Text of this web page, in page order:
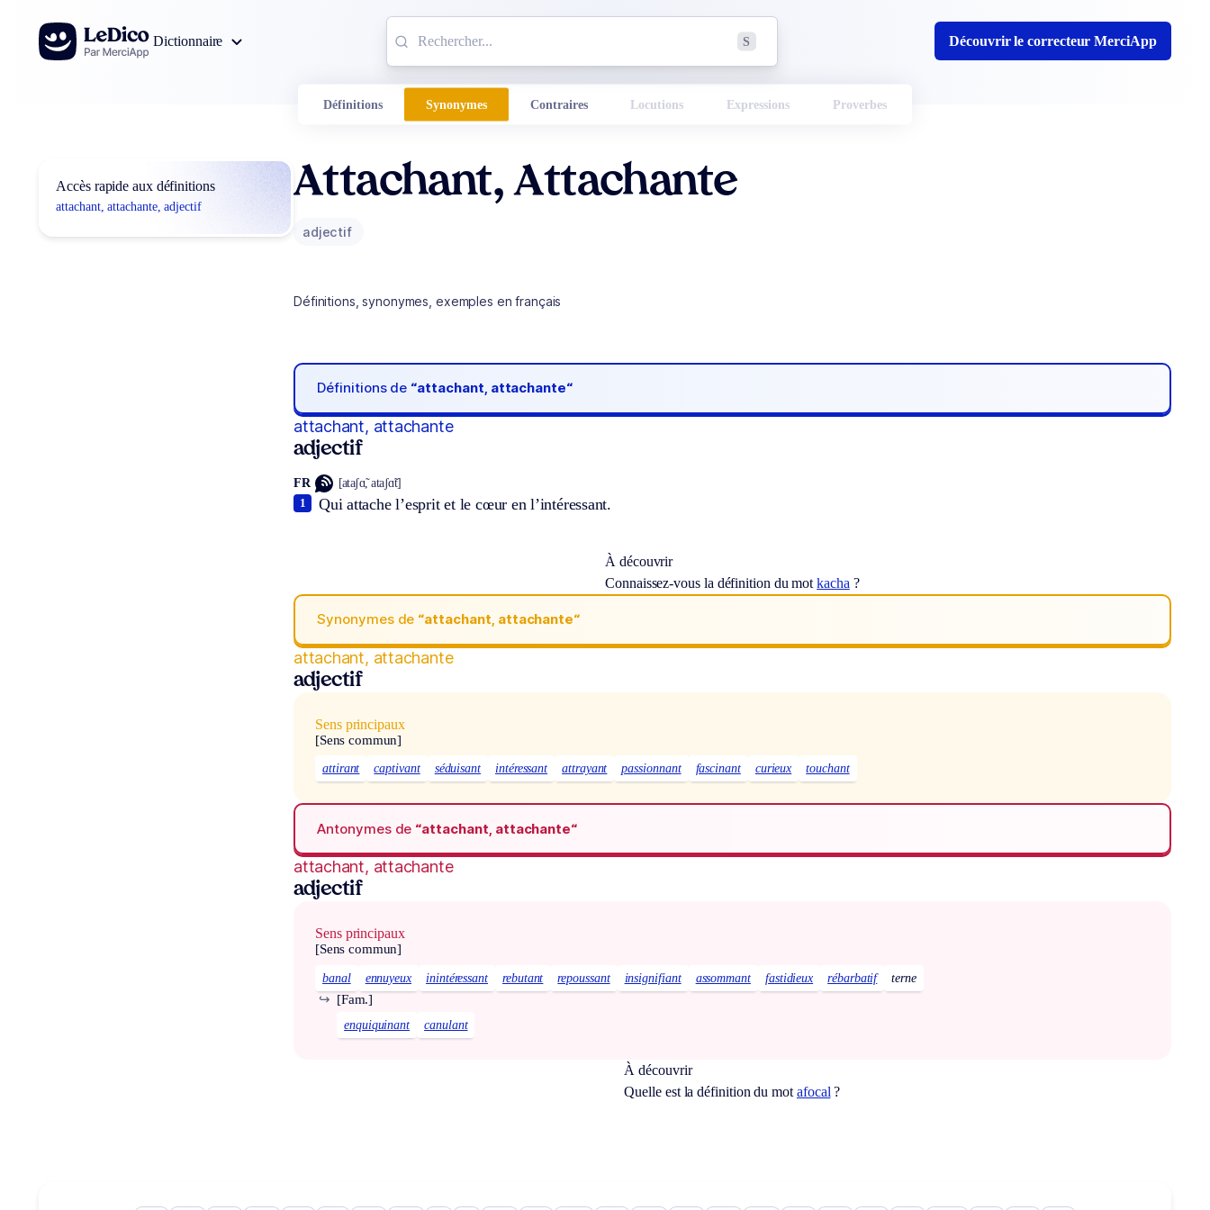
Aller au contenu
Dictionnaire
S Découvrir le correcteur MerciApp
Définitions Synonymes Contraires Locutions Expressions Proverbes
Accès rapide aux définitions
attachant, attachante, adjectif
Attachant, Attachante
adjectif
Définitions, synonymes, exemples en français
Définitions de “attachant, attachante“
attachant, attachante
adjectif
FR [ataʃɑ̃, ataʃɑ̃t]
Qui attache l’esprit et le cœur en l’intéressant.
1
À découvrir
Connaissez-vous la définition du motkacha ?
Synonymes de “attachant, attachante“
attachant, attachante
adjectif
Sens principaux
[Sens commun]
attirant captivant séduisant intéressant attrayant passionnant fascinant curieux touchant
Antonymes de “attachant, attachante“
attachant, attachante
adjectif
Sens principaux
[Sens commun]
banal ennuyeux inintéressant rebutant repoussant insignifiant assommant fastidieux rébarbatif terne
[Fam.]
↪
enquiquinant canulant
À découvrir
Quelle est la définition du mot afocal ?